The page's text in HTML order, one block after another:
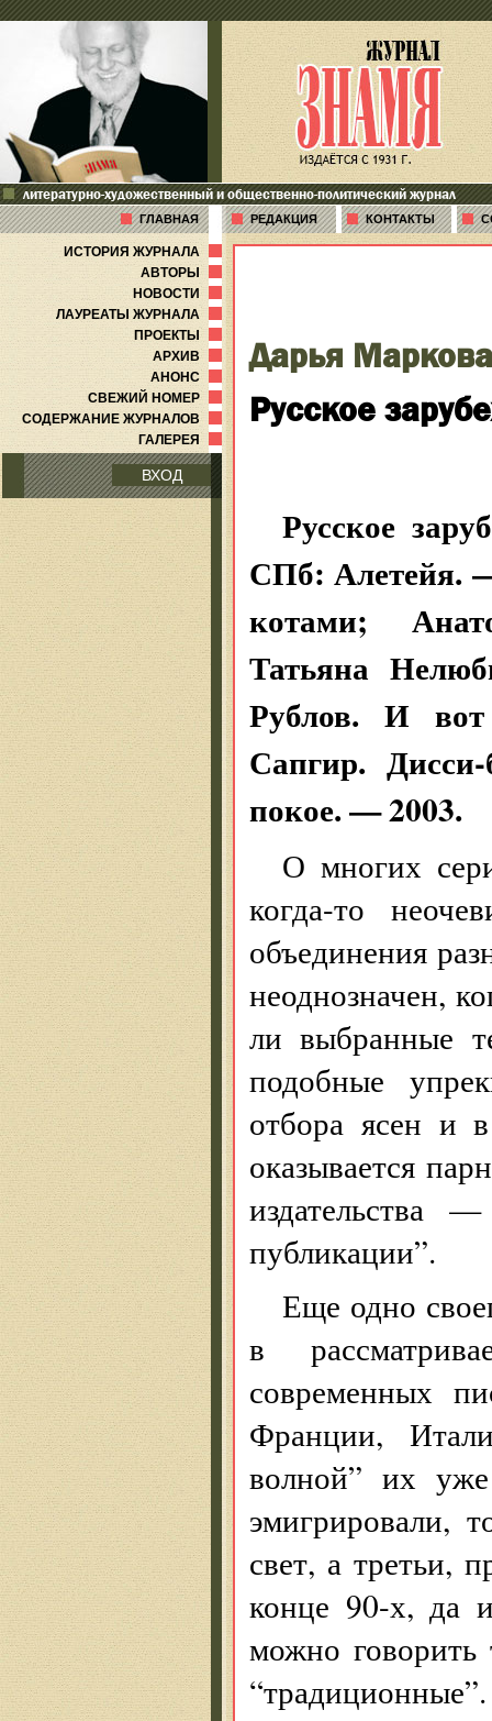
литературно-художественный и общественно-политический журнал
ГЛАВНАЯ РЕДАКЦИЯ КОНТАКТЫ
ИСТОРИЯ ЖУРНАЛА
АВТОРЫ
НОВОСТИ
ЛАУРЕАТЫ ЖУРНАЛА
ПРОЕКТЫ
АРХИВ
АНОНС
СВЕЖИЙ НОМЕР
СОДЕРЖАНИЕ ЖУРНАЛОВ
ГАЛЕРЕЯ
ВХОД
Дарья Маркова
Русское
Русское
СПб: Алетейя.
котами;
Татьяна
Рублов. И
Сапгир.
покое. — 2003.
О многих
когда-то
объединения
неоднозначен,
ли выбранные
подобные
отбора ясен и
оказывается
издательства
публикации”.
Еще одно
в
современных
Франции,
волной” их
эмигрировали,
свет, а третьи,
конце 90-х, да
можно говорить
“традиционные”.